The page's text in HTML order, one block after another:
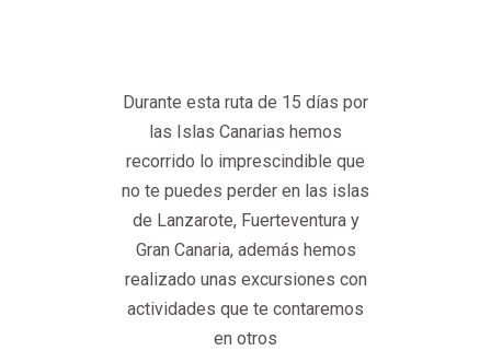
Durante esta ruta de 15 días por
las Islas Canarias hemos
recorrido lo imprescindible que
no te puedes perder en las islas
de Lanzarote, Fuerteventura y
Gran Canaria, además hemos
realizado unas excursiones con
actividades que te contaremos
en otros